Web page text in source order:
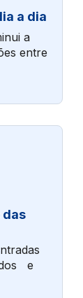
a dia
a
entre
das
e